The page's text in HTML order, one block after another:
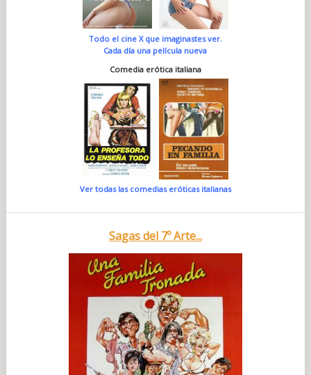
Todo el cine X que imaginastes ver.
Cada día una película nueva
Comedia erótica italiana
Ver todas las comedias eróticas italianas
Sagas del 7º Arte...